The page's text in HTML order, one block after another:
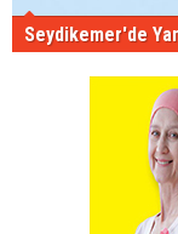
Seydikemer'de